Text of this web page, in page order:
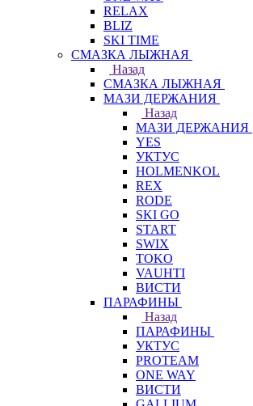
RELAX
BLIZ
SKI TIME
СМАЗКА ЛЫЖНАЯ
Назад
СМАЗКА ЛЫЖНАЯ
МАЗИ ДЕРЖАНИЯ
Назад
МАЗИ ДЕРЖАНИЯ
YES
УКТУС
HOLMENKOL
REX
RODE
SKI GO
START
SWIX
TOKO
VAUHTI
ВИСТИ
ПАРАФИНЫ
Назад
ПАРАФИНЫ
УКТУС
PROTEAM
ONE WAY
ВИСТИ